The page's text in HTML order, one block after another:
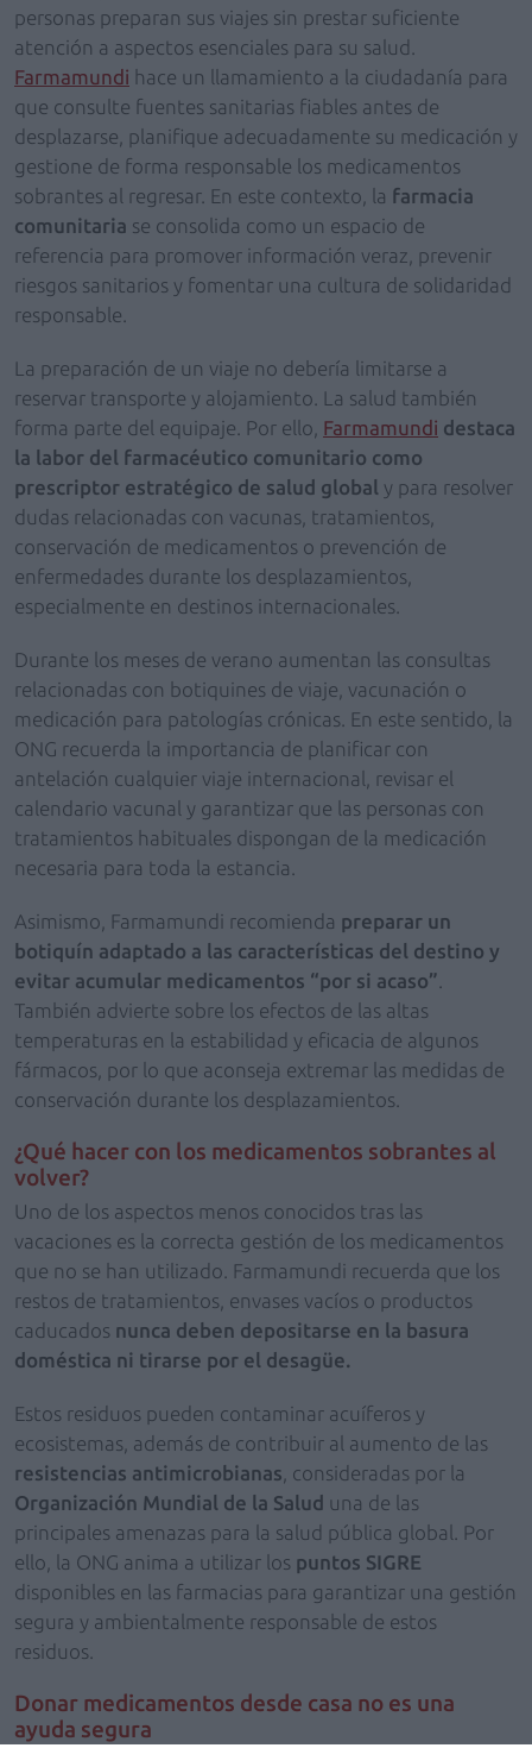
personas preparan sus viajes sin prestar suficiente
atención a aspectos esenciales para su salud.
Farmamundi hace un llamamiento a la ciudadanía para
que consulte fuentes sanitarias fiables antes de
desplazarse, planifique adecuadamente su medicación y
gestione de forma responsable los medicamentos
sobrantes al regresar. En este contexto, la farmacia
comunitaria se consolida como un espacio de
referencia para promover información veraz, prevenir
riesgos sanitarios y fomentar una cultura de solidaridad
responsable.
La preparación de un viaje no debería limitarse a
reservar transporte y alojamiento. La salud también
forma parte del equipaje. Por ello, Farmamundi destaca
la labor del farmacéutico comunitario como
prescriptor estratégico de salud global y para resolver
dudas relacionadas con vacunas, tratamientos,
conservación de medicamentos o prevención de
enfermedades durante los desplazamientos,
especialmente en destinos internacionales.
Durante los meses de verano aumentan las consultas
relacionadas con botiquines de viaje, vacunación o
medicación para patologías crónicas. En este sentido, la
ONG recuerda la importancia de planificar con
antelación cualquier viaje internacional, revisar el
calendario vacunal y garantizar que las personas con
tratamientos habituales dispongan de la medicación
necesaria para toda la estancia.
Asimismo, Farmamundi recomienda preparar un
botiquín adaptado a las características del destino y
evitar acumular medicamentos “por si acaso”
También advierte sobre los efectos de las altas
temperaturas en la estabilidad y eficacia de algunos
fármacos, por lo que aconseja extremar las medidas de
conservación durante los desplazamientos.
¿Qué hacer con los medicamentos sobrantes al
volver?
Uno de los aspectos menos conocidos tras las
vacaciones es la correcta gestión de los medicamentos
que no se han utilizado. Farmamundi recuerda que los
restos de tratamientos, envases vacíos o productos
caducados nunca deben depositarse en la basura
doméstica ni tirarse por el desagüe.
Estos residuos pueden contaminar acuíferos y
ecosistemas, además de contribuir al aumento de las
resistencias antimicrobianas , consideradas por la
Organización Mundial de la Salud una de las
principales amenazas para la salud pública global. Por
ello, la ONG anima a utilizar los puntos SIGRE
disponibles en las farmacias para garantizar una gestión
segura y ambientalmente responsable de estos
residuos.
Donar medicamentos desde casa no es una
ayuda segura